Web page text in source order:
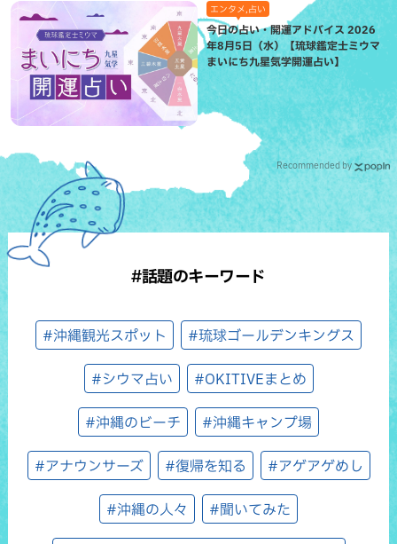
エンタメ,占い
今日の占い・開運アドバイス 2026
年8月5日（水）【琉球鑑定士ミウマ
まいにち九星気学開運占い】
Recommended by
#話題のキーワード
#沖縄観光スポット #琉球ゴールデンキングス
#シウマ占い #OKITIVEまとめ
#沖縄のビーチ #沖縄キャンプ場
#アナウンサーズ #復帰を知る #アゲアゲめし
#沖縄の人々 #聞いてみた